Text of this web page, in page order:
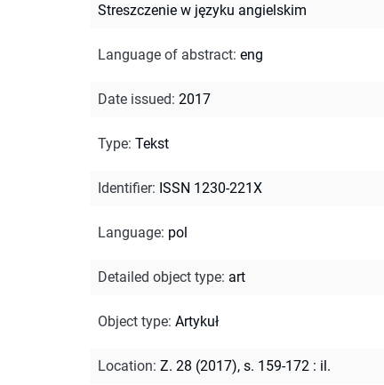
Streszczenie w języku angielskim
Language of abstract: eng
Date issued: 2017
Type: Tekst
Identifier: ISSN 1230-221X
Language: pol
Detailed object type: art
Object type: Artykuł
Location: Z. 28 (2017), s. 159-172 : il.